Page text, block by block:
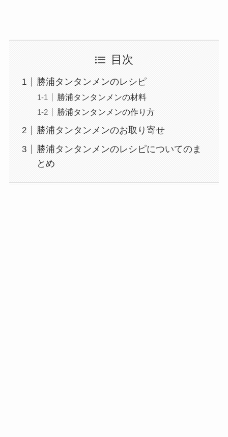
目次
勝浦タンタンメンのレシピ
勝浦タンタンメンの材料
勝浦タンタンメンの作り方
勝浦タンタンメンのお取り寄せ
勝浦タンタンメンのレシピについてのま
とめ